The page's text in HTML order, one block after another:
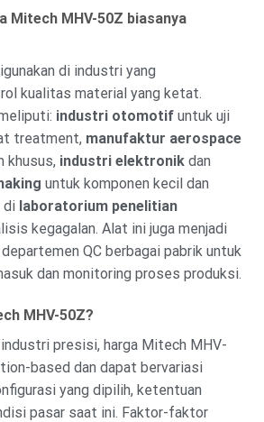
Mitech MHV-50Z biasanya
di industri yang
kualitas material yang ketat.
industri otomotif untuk uji
treatment, manufaktur aerospace
khusus, industri elektronik dan
untuk komponen kecil dan
di laboratorium penelitian
kegagalan. Alat ini juga menjadi
QC berbagai pabrik untuk
dan monitoring proses produksi.
MHV-50Z?
presisi, harga Mitech MHV-
based dan dapat bervariasi
yang dipilih, ketentuan
pasar saat ini. Faktor-faktor